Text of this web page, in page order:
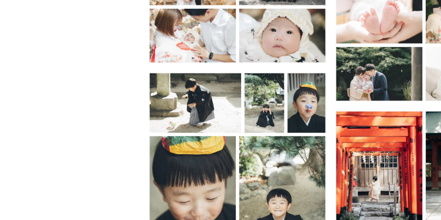
※撮影許可の取り方については以下URLをご確認ください
URL : https://fotowa.com/faq/?p=32
・ご依頼を検討してくださっている理由
(例 : 撮影参加者が談笑しているシーン など )
------------------------
【共有事項】
◾撮影可能範囲について
東京・埼玉を中心に神奈川・千葉の一部も対応しております。（まずはお気軽にご相談くだ